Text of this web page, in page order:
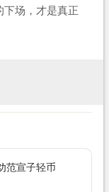
下场，才是真正
范宣子轻币